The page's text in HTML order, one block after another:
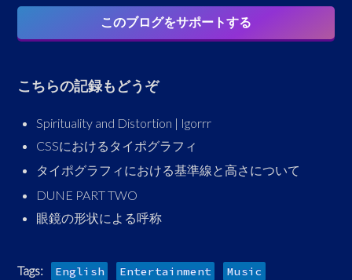
このブログをサポートする
こちらの記録もどうぞ
Spirituality and Distortion | Igorrr
CSSにおけるタイポグラフィ
タイポグラフィにおける基準線と高さについて
DUNE PART TWO
眼鏡の形状による呼称
Tags: English Entertainment Music